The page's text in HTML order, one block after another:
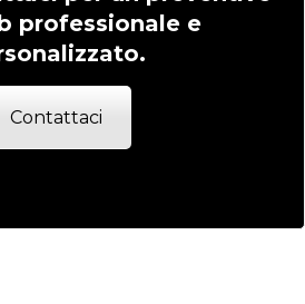
professionale e
Contattaci